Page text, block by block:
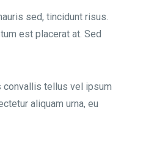
sed, tincidunt risus.
est placerat at. Sed
convallis tellus vel ipsum
aliquam urna, eu